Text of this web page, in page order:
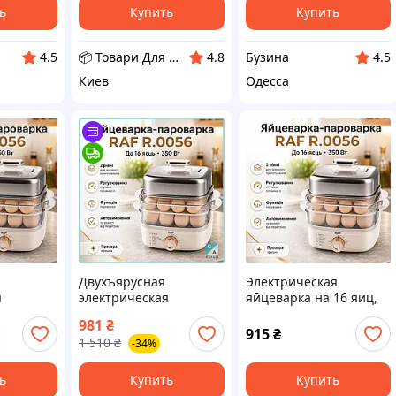
4.5
Купить
📦 Товари Для Дому
4.8
Киев
Купить
Бузина
4.5
Одесса
350Вт
16
Двухъярусная
электрическая
яйцеварка RAF 350Вт
для приготовления 16
яиц кухонный прибор
пароварка для дома
Гал1
981 ₴
1 510 ₴ -34%
Купить
Электрическая
яйцеварка на 16 яиц,
Серая / Прибор для
варки яиц
915 ₴
Купить